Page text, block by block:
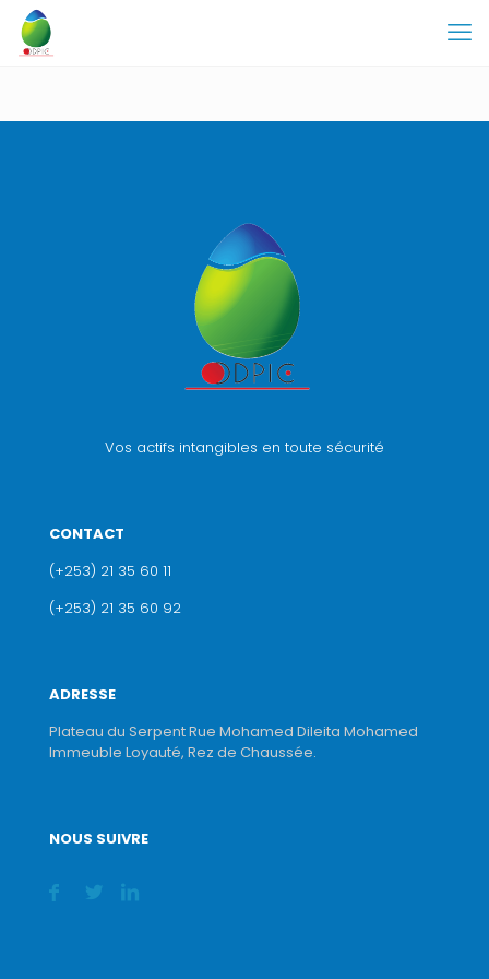
Vos actifs intangibles en toute sécurité
CONTACT
(+253) 21 35 60 11
(+253) 21 35 60 92
ADRESSE
Plateau du Serpent Rue Mohamed Dileita Mohamed
Immeuble Loyauté, Rez de Chaussée.
NOUS SUIVRE